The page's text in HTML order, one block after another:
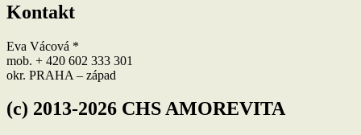
Kontakt
Eva Vácová *
mob. + 420 602 333 301
okr. PRAHA – západ
(c) 2013-2026 CHS AMOREVITA